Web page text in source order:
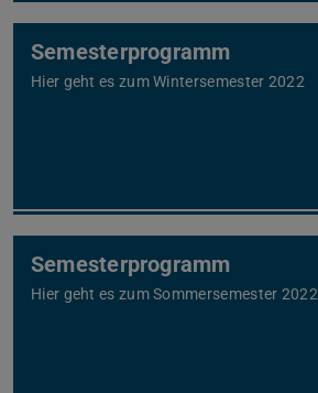
Semesterprogramm
Hier geht es zum Wintersemester 2022
Semesterprogramm
Hier geht es zum Sommersemester 2022